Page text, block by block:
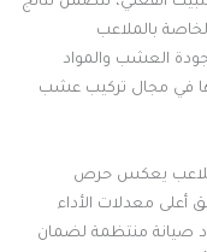
بالملاعب
العشب والمواد
في مجال تركيب عشب
يعكس حرص
أعلى معدلات الأداء
صيانة منتظمة لضمان